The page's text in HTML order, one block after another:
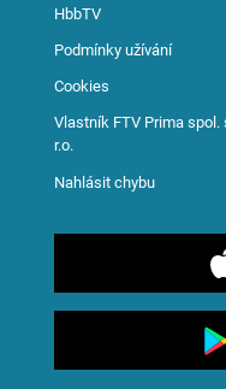
HbbTV
Podmínky užívání
Cookies
Vlastník FTV Prima spol.
r.o.
Nahlásit chybu